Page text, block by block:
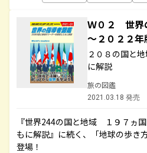
Ｗ０２ 世界
～２０２２
２０８の国と
に解説
旅の図鑑
2021.03.18 発売
『世界244の国と地域 １９７ヵ
もに解説』に続く、「地球の歩き
登場！